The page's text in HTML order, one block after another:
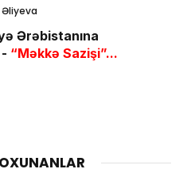
Ərəbistanına
- “Məkkə Sazişi”...